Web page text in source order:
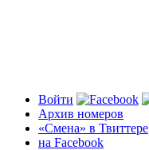
Войти
Архив номеров
«Смена» в Твиттере
на Facebook